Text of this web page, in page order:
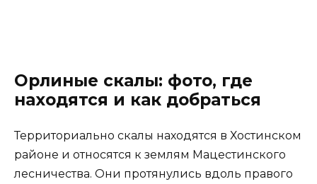
Орлиные скалы: фото, где
находятся и как добраться
Территориально скалы находятся в Хостинском
районе и относятся к землям Мацестинского
лесничества. Они протянулись вдоль правого